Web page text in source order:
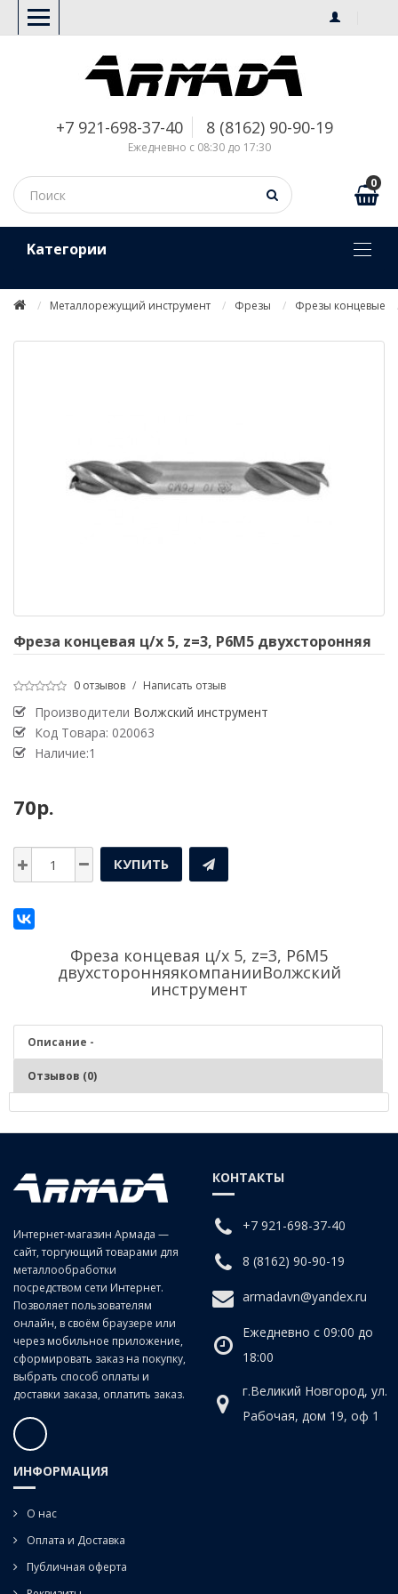
+7 921-698-37-40 8 (8162) 90-90-19
Ежедневно с 08:30 до 17:30
0
Kатегории
Металлорежущий инструмент Фрезы Фрезы концевые
Фреза концевая ц/х 5, z=3, P6M5 двухсторонняя
0 отзывов / Написать отзыв
Производители Волжский инструмент
Код Товара: 020063
Наличие:1
70р.
КУПИТЬ
Фреза концевая ц/х 5, z=3, P6M5
двухсторонняякомпанииВолжский
инструмент
Описание -
Отзывов (0)
Р6М5 (быстрорежущая сталь)
Интернет-магазин Армада —
сайт, торгующий товарами для
металлообработки
посредством сети Интернет.
Позволяет пользователям
онлайн, в своём браузере или
через мобильное приложение,
сформировать заказ на покупку,
выбрать способ оплаты и
доставки заказа, оплатить заказ.
КОНТАКТЫ
+7 921-698-37-40
8 (8162) 90-90-19
armadavn@yandex.ru
Ежедневно с 09:00 до
18:00
г.Великий Новгород, ул.
Рабочая, дом 19, оф 1
ИНФОРМАЦИЯ
О нас
Оплата и Доставка
Публичная оферта